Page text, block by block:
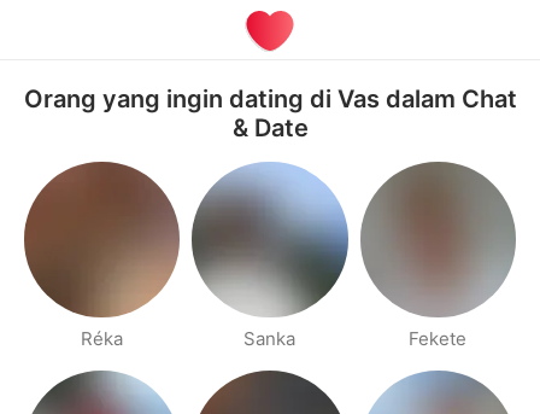
Orang yang ingin dating di Vas dalam Chat
& Date
Réka Sanka Fekete